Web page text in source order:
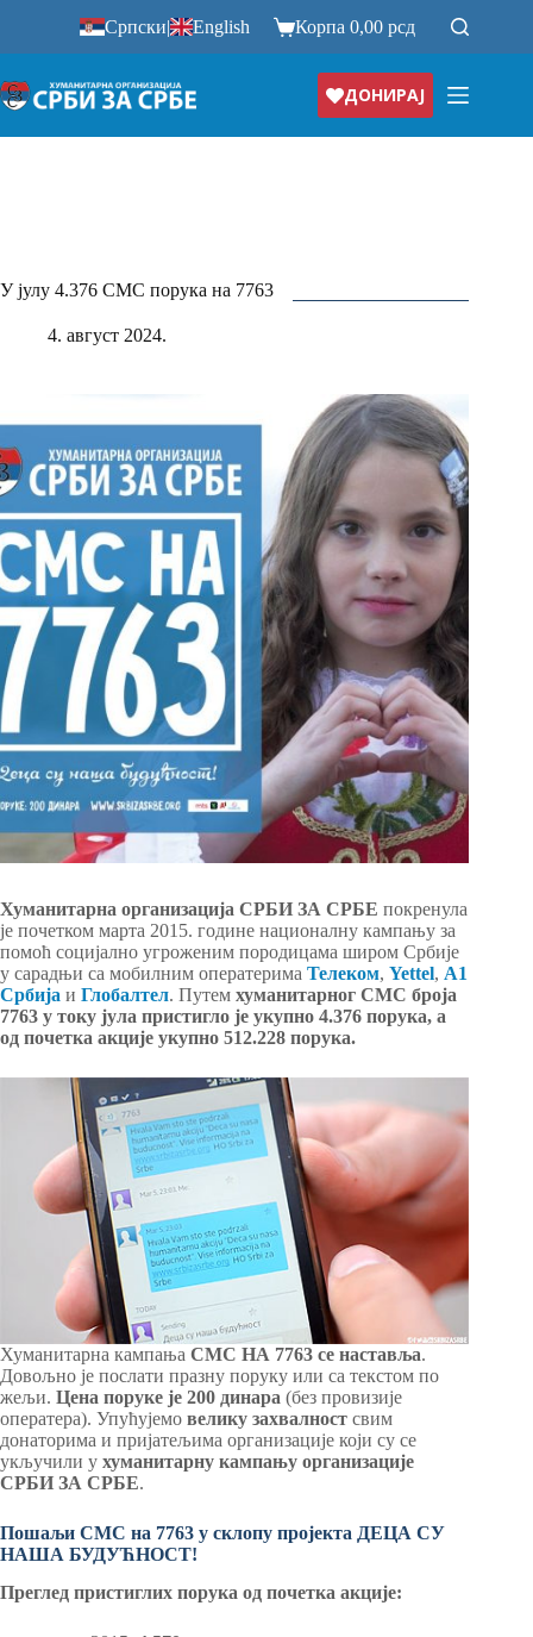
Српски| English Корпа0,00рсд
ДОНИРАЈ
У јулу 4.376 СМС порука на 7763
4. август 2024.
Хуманитарна организација СРБИ ЗА СРБЕ покренула
је почетком марта 2015. године националну кампању за
помоћ социјално угроженим породицама широм Србије
у сарадњи са мобилним оператерима Телеком, Yettel, А1
Србија и Глобалтел. Путем хуманитарног СМС броја
7763 у току јула пристигло је укупно 4.376 порука, а
од почетка акције укупно 512.228 порука.
Хуманитарна кампања СМС НА 7763 се наставља.
Довољно је послати празну поруку или са текстом по
жељи. Цена поруке је 200 динара (без провизије
оператера). Упућујемо велику захвалност свим
донаторима и пријатељима организације који су се
укључили у хуманитарну кампању организације
СРБИ ЗА СРБЕ.
Пошаљи СМС на 7763 у склопу пројекта ДЕЦА СУ
НАША БУДУЋНОСТ!
Преглед пристиглих порука од почетка акције: